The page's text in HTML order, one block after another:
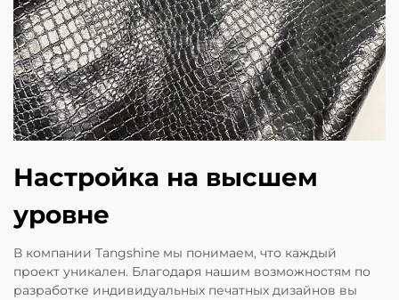
Настройка на высшем
уровне
В компании Tangshine мы понимаем, что каждый
проект уникален. Благодаря нашим возможностям по
разработке индивидуальных печатных дизайнов вы